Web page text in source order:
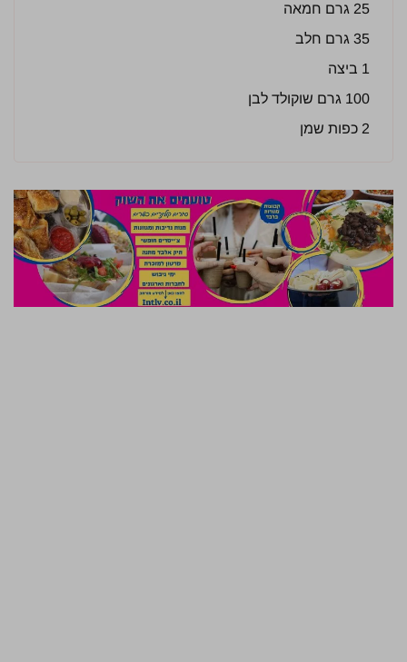
25 גרם חמאה
35 גרם חלב
1 ביצה
100 גרם שוקולד לבן
2 כפות שמן